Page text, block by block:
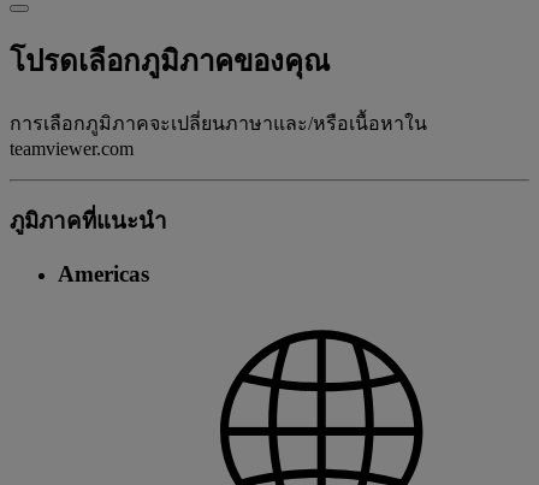
โปรดเลือกภูมิภาคของคุณ
การเลือกภูมิภาคจะเปลี่ยนภาษาและ/หรือเนื้อหาใน
teamviewer.com
ภูมิภาคที่แนะนํา
Americas